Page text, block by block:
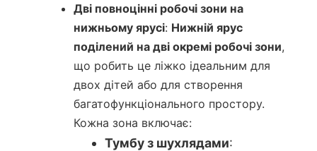
Дві повноцінні робочі зони на
нижньому ярусі: Нижній ярус
поділений на дві окремі робочі зони,
що робить це ліжко ідеальним для
двох дітей або для створення
багатофункціонального простору.
Кожна зона включає:
Тумбу з шухлядами: